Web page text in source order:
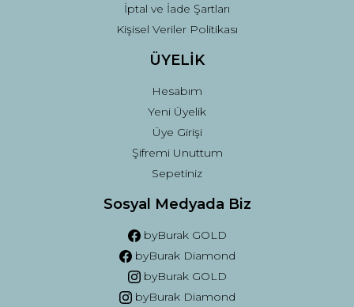
İptal ve İade Şartları
Kişisel Veriler Politikası
ÜYELİK
Hesabım
Yeni Üyelik
Üye Girişi
Şifremi Unuttum
Sepetiniz
Sosyal Medyada Biz
byBurak GOLD
byBurak Diamond
byBurak GOLD
byBurak Diamond